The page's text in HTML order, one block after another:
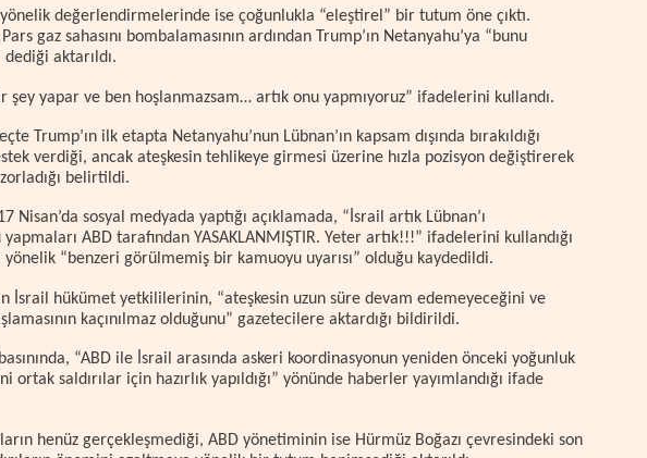
yönelik değerlendirmelerinde ise çoğunlukla “eleştirel” bir tutum öne çıktı.
gaz sahasını bombalamasının ardından Trump’ın Netanyahu’ya “bunu
dediği aktarıldı.
şey yapar ve ben hoşlanmazsam… artık onu yapmıyoruz” ifadelerini kullandı.
Trump’ın ilk etapta Netanyahu’nun Lübnan’ın kapsam dışında bırakıldığı
verdiği, ancak ateşkesin tehlikeye girmesi üzerine hızla pozisyon değiştirerek
belirtildi.
Nisan’da sosyal medyada yaptığı açıklamada, “İsrail artık Lübnan’ı
ABD tarafından YASAKLANMIŞTIR. Yeter artık!!!” ifadelerini kullandığı
yönelik “benzeri görülmemiş bir kamuoyu uyarısı” olduğu kaydedildi.
İsrail hükümet yetkililerinin, “ateşkesin uzun süre devam edemeyeceğini ve
kaçınılmaz olduğunu” gazetecilere aktardığı bildirildi.
“ABD ile İsrail arasında askeri koordinasyonun yeniden önceki yoğunluk
ortak saldırılar için hazırlık yapıldığı” yönünde haberler yayımlandığı ifade
henüz gerçekleşmediği, ABD yönetiminin ise Hürmüz Boğazı çevresindeki son